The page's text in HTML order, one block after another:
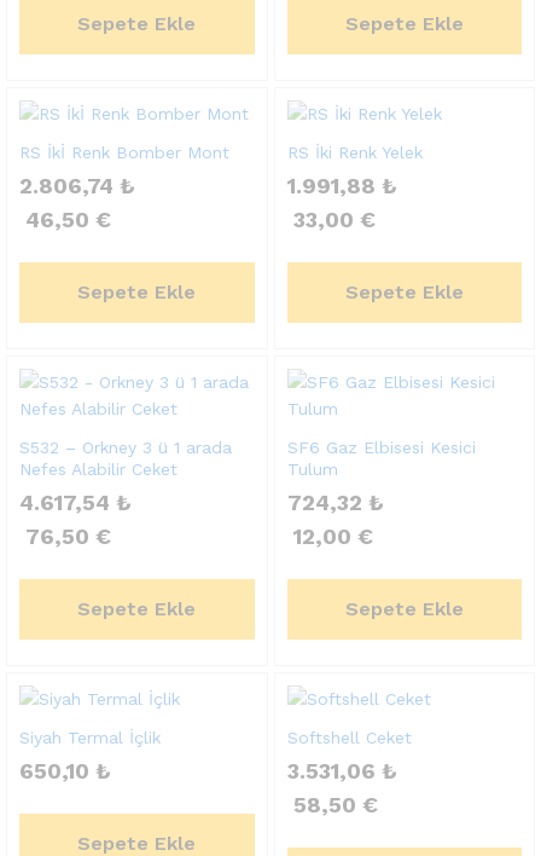
Sepete Ekle Sepete Ekle
RS İkİ Renk Bomber Mont
2.806,74 ₺
46,50 €
Sepete Ekle
RS İki Renk Yelek
1.991,88 ₺
33,00 €
Sepete Ekle
S532 – Orkney 3 ü 1 arada
Nefes Alabilir Ceket
4.617,54 ₺
76,50 €
Sepete Ekle
SF6 Gaz Elbisesi Kesici
Tulum
724,32 ₺
12,00 €
Sepete Ekle
Siyah Termal İçlik
650,10 ₺
Sepete Ekle
Softshell Ceket
3.531,06 ₺
58,50 €